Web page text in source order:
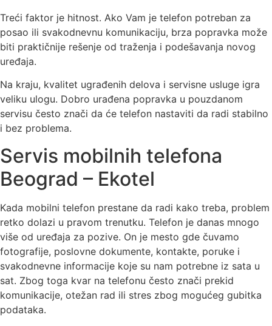
Treći faktor je hitnost. Ako Vam je telefon potreban za
posao ili svakodnevnu komunikaciju, brza popravka može
biti praktičnije rešenje od traženja i podešavanja novog
uređaja.
Na kraju, kvalitet ugrađenih delova i servisne usluge igra
veliku ulogu. Dobro urađena popravka u pouzdanom
servisu često znači da će telefon nastaviti da radi stabilno
i bez problema.
Servis mobilnih telefona
Beograd – Ekotel
Kada mobilni telefon prestane da radi kako treba, problem
retko dolazi u pravom trenutku. Telefon je danas mnogo
više od uređaja za pozive. On je mesto gde čuvamo
fotografije, poslovne dokumente, kontakte, poruke i
svakodnevne informacije koje su nam potrebne iz sata u
sat. Zbog toga kvar na telefonu često znači prekid
komunikacije, otežan rad ili stres zbog mogućeg gubitka
podataka.